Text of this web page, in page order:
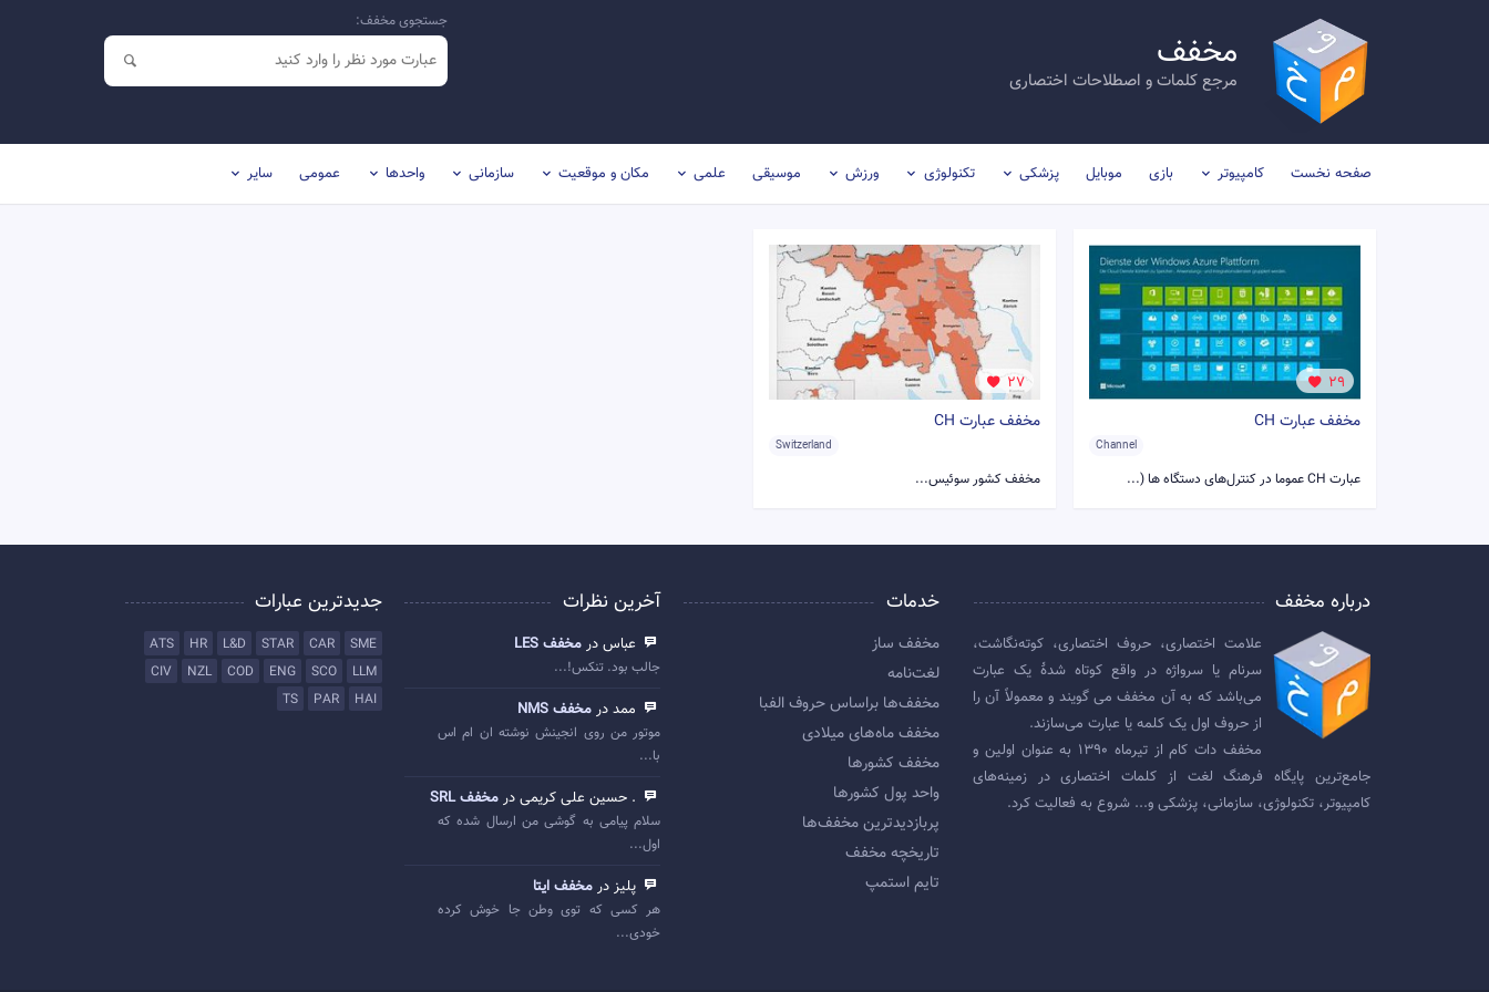
مخفف
مرجع کلمات و اصطلاحات اختصاری
جستجوی مخفف:
صفحه نخست کامپیوتر بازی موبایل پزشکی تکنولوژی ورزش موسیقی علمی مکان و موقعیت سازمانی واحدها عمومی سایر
29
مخفف عبارت CH
Channel
عبارت CH عموما در کنترل‌های دستگاه ها (...
27
مخفف عبارت CH
Switzerland
مخفف کشور سوئیس...
درباره مخفف
علامت اختصاری، حروف اختصاری، کوته‌نگاشت،
سرنام یا سرواژه در واقع کوتاه شدهٔ یک عبارت
می‌باشد که به آن مخفف می گویند و معمولاً آن را
از حروف اول یک کلمه یا عبارت می‌سازند.
مخفف دات کام از تیرماه ۱۳۹۰ به عنوان اولین و
جامع‌ترین پایگاه فرهنگ لغت از کلمات اختصاری در زمینه‌های
کامپیوتر، تکنولوژی، سازمانی، پزشکی و... شروع به فعالیت کرد.
خدمات
مخفف ساز
لغت‌نامه
مخفف‌ها براساس حروف الفبا
مخفف ماه‌های میلادی
مخفف کشورها
واحد پول کشورها
پربازديدترين مخفف‌ها
تاريخچه مخفف
تایم استمپ
آخرین نظرات
عباس در مخفف LES
جالب بود. تنکس!...
ممد در مخفف NMS
موتور من روی انجینش نوشته ان ام اس
با...
. حسین علی کریمی در مخفف SRL
سلام پیامی به گوشی من ارسال شده که
اول...
پلیز در مخفف ایتا
هر کسی که توی وطن جا خوش کرده
خودی...
جدیدترین عبارات
SME
CAR
STAR
L&D
HR
ATS
LLM
SCO
ENG
COD
NZL
CIV
HAI
PAR
TS